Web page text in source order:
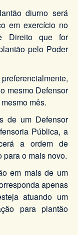
diurno será
em exercício no
Direito que for
pelo Poder
mesmo Defensor
mês.
de um Defensor
Pública, a
a ordem de
para o mais novo.
em mais de um
apenas
atuando um
para plantão